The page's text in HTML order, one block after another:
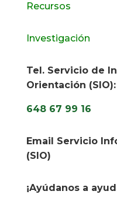
Recursos
Investigación
Tel. Servicio de
Orientación (SIO):
648 67 99 16
Email Servicio
(SIO)
¡Ayúdanos a